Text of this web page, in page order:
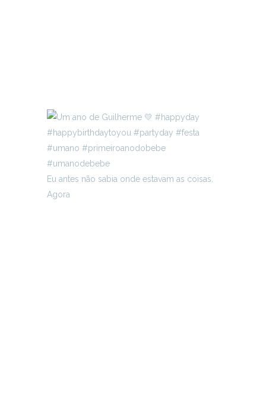
Eu antes não sabia onde estavam as coisas.
Agora